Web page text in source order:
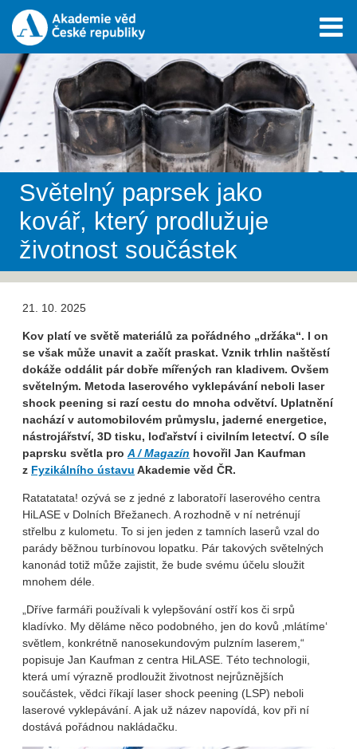
Světelný paprsek jako
kovář, který prodlužuje
životnost součástek
21. 10. 2025
Kov platí ve světě materiálů za pořádného „držáka“. I on
se však může unavit a začít praskat. Vznik trhlin naštěstí
dokáže oddálit pár dobře mířených ran kladivem. Ovšem
světelným. Metoda laserového vyklepávání neboli laser
shock peening si razí cestu do mnoha odvětví. Uplatnění
nachází v automobilovém průmyslu, jaderné energetice,
nástrojářství, 3D tisku, loďařství i civilním letectví. O síle
paprsku světla pro A / Magazín hovořil Jan Kaufman
z Fyzikálního ústavu Akademie věd ČR.
Ratatatata! ozývá se z jedné z laboratoří laserového centra
HiLASE v Dolních Břežanech. A rozhodně v ní netrénují
střelbu z kulometu. To si jen jeden z tamních laserů vzal do
parády běžnou turbínovou lopatku. Pár takových světelných
kanonád totiž může zajistit, že bude svému účelu sloužit
mnohem déle.
„Dříve farmáři používali k vylepšování ostří kos či srpů
kladívko. My děláme něco podobného, jen do kovů ‚mlátíme‘
světlem, konkrétně nanosekundovým pulzním laserem,“
popisuje Jan Kaufman z centra HiLASE. Této technologii,
která umí výrazně prodloužit životnost nejrůznějších
součástek, vědci říkají laser shock peening (LSP) neboli
laserové vyklepávání. A jak už název napovídá, kov při ní
dostává pořádnou nakládačku.